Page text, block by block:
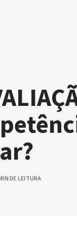
DE LEITURA